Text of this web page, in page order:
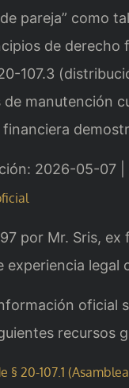
pareja” como
de derecho
107.3
manutención
financiera
2026-05-07
por Mr. Sris,
experiencia legal
oficial
recursos
§ 20-107.1